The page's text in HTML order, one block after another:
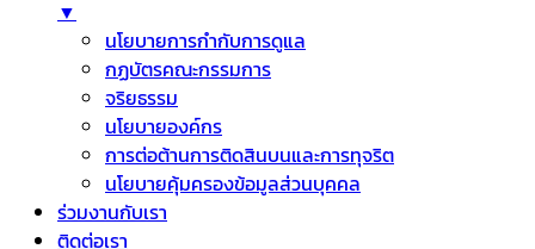
▼
นโยบายการกำกับการดูแล
กฏบัตรคณะกรรมการ
จริยธรรม
นโยบายองค์กร
การต่อต้านการติดสินบนและการทุจริต
นโยบายคุ้มครองข้อมูลส่วนบุคคล
ร่วมงานกับเรา
ติดต่อเรา